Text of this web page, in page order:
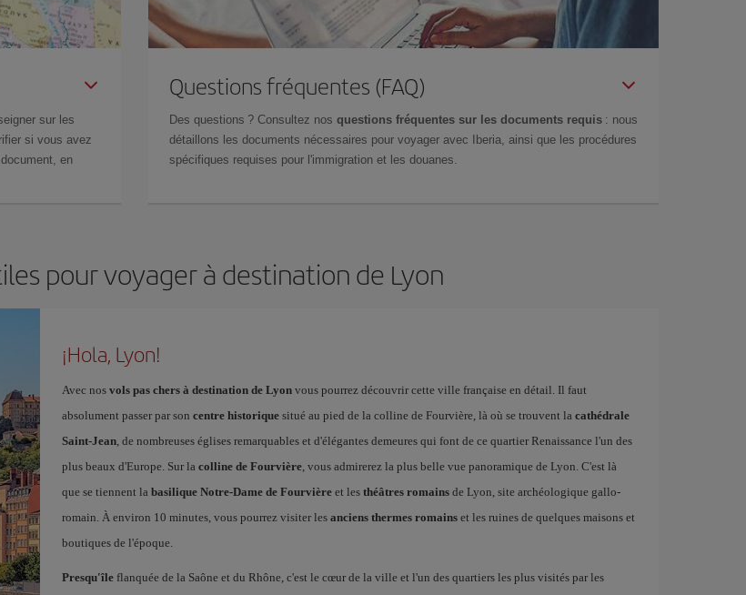
sur les
si vous avez
en
Questions fréquentes (FAQ)
Des questions ? Consultez nos questions fréquentes sur les documents requis : nous
détaillons les documents nécessaires pour voyager avec Iberia, ainsi que les procédures
spécifiques requises pour l'immigration et les douanes.
pour voyager à destination de Lyon
¡Hola, Lyon!
Avec nos vols pas chers à destination de Lyonvous pourrez découvrir cette ville française en détail. Il faut
absolument passer par son centre historiquesitué au pied de la colline de Fourvière, là où se trouvent la cathédrale
Saint-Jean, de nombreuses églises remarquables et d'élégantes demeures qui font de ce quartier Renaissance l'un des
plus beaux d'Europe. Sur la colline de Fourvière, vous admirerez la plus belle vue panoramique de Lyon. C'est là
que se tiennent la basilique Notre-Dame de Fourvièreet les théâtres romainsde Lyon, site archéologique gallo-
romain. À environ 10 minutes, vous pourrez visiter les anciens thermes romainset les ruines de quelques maisons et
boutiques de l'époque.
Presqu'îleflanquée de la Saône et du Rhône, c'est le cœur de la ville et l'un des quartiers les plus visités par les